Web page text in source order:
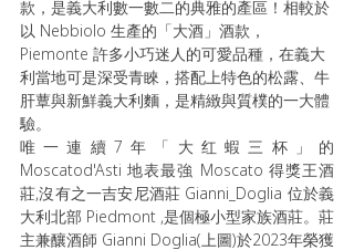
款，是義大利數一數二的典雅的產區！相較於
以 Nebbiolo 生產的「大酒」酒款，
Piemonte 許多小巧迷人的可愛品種，在義大
利當地可是深受青睞，搭配上特色的松露、牛
肝蕈與新鮮義大利麵，是精緻與質樸的一大體
驗。
唯一連續7年「大红蝦三杯」的
Moscatod'Asti 地表最強 Moscato 得獎王酒
莊,沒有之一吉安尼酒莊 Gianni_Doglia 位於義
大利北部 Piedmont ,是個極小型家族酒莊。莊
主兼釀酒師 Gianni Doglia(上圖)於2023年榮獲